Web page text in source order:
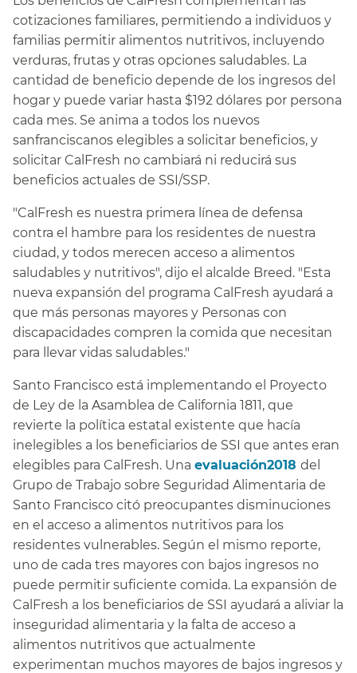
cotizaciones familiares, permitiendo a individuos y
familias permitir alimentos nutritivos, incluyendo
verduras, frutas y otras opciones saludables. La
cantidad de beneficio depende de los ingresos del
hogar y puede variar hasta $192 dólares por persona
cada mes. Se anima a todos los nuevos
sanfranciscanos elegibles a solicitar beneficios, y
solicitar CalFresh no cambiará ni reducirá sus
beneficios actuales de SSI/SSP.​​
"CalFresh es nuestra primera línea de defensa
contra el hambre para los residentes de nuestra
ciudad, y todos merecen acceso a alimentos
saludables y nutritivos", dijo el alcalde Breed. "Esta
nueva expansión del programa CalFresh ayudará a
que más personas mayores y Personas con
discapacidades compren la comida que necesitan
para llevar vidas saludables."​​
Santo Francisco está implementando el Proyecto
de Ley de la Asamblea de California 1811, que
revierte la política estatal existente que hacía
inelegibles a los beneficiarios de SSI que antes eran
elegibles para CalFresh. Una evaluación2018 del
Grupo de Trabajo sobre Seguridad Alimentaria de
Santo Francisco citó preocupantes disminuciones
en el acceso a alimentos nutritivos para los
residentes vulnerables. Según el mismo reporte,
uno de cada tres mayores con bajos ingresos no
puede permitir suficiente comida. La expansión de
CalFresh a los beneficiarios de SSI ayudará a aliviar la
inseguridad alimentaria y la falta de acceso a
alimentos nutritivos que actualmente
experimentan muchos mayores de bajos ingresos y